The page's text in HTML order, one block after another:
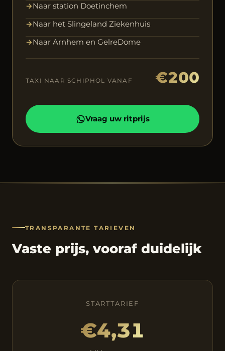
→Naar station Doetinchem
→Naar het Slingeland Ziekenhuis
→Naar Arnhem en GelreDome
TAXI NAAR SCHIPHOL VANAF €200
Vraag uw ritprijs
TRANSPARANTE TARIEVEN
Vaste prijs, vooraf duidelijk
STARTTARIEF
€4,31